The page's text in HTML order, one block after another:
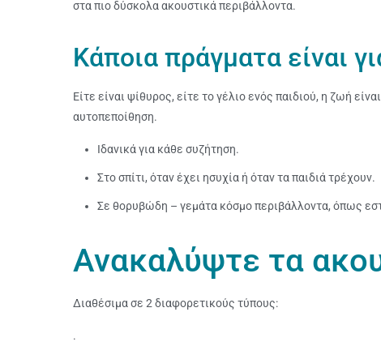
στα πιο δύσκολα ακουστικά περιβάλλοντα.
Κάποια πράγματα είναι
Είτε είναι ψίθυρος, είτε το γέλιο ενός παιδιού, η ζωή
αυτοπεποίθηση.
Ιδανικά για κάθε συζήτηση.
Στο σπίτι, όταν έχει ησυχία ή όταν τα παιδιά τρέχουν.
Σε θορυβώδη – γεμάτα κόσμο περιβάλλοντα, όπως
Ανακαλύψτε τα
Διαθέσιμα σε 2 διαφορετικούς τύπους:
.